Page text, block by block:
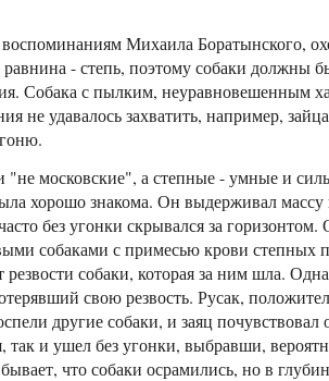
Михаила Боратынского,
- степь, поэтому собаки должны
Собака с пылким, неуравновешенным
не удавалось захватить, например,
московские", а степные - умные и
хорошо знакома. Он выдерживал массу
без угонки скрывался за
собаками с примесью крови степных
резвости собаки, которая за ним шла.
свою резвость. Русак,
другие собаки, и заяц почувствовал
так и ушел без угонки, выбравши,
что собаки осрамились, но в